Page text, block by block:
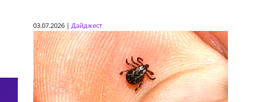
03.07.2026 | Дайджест